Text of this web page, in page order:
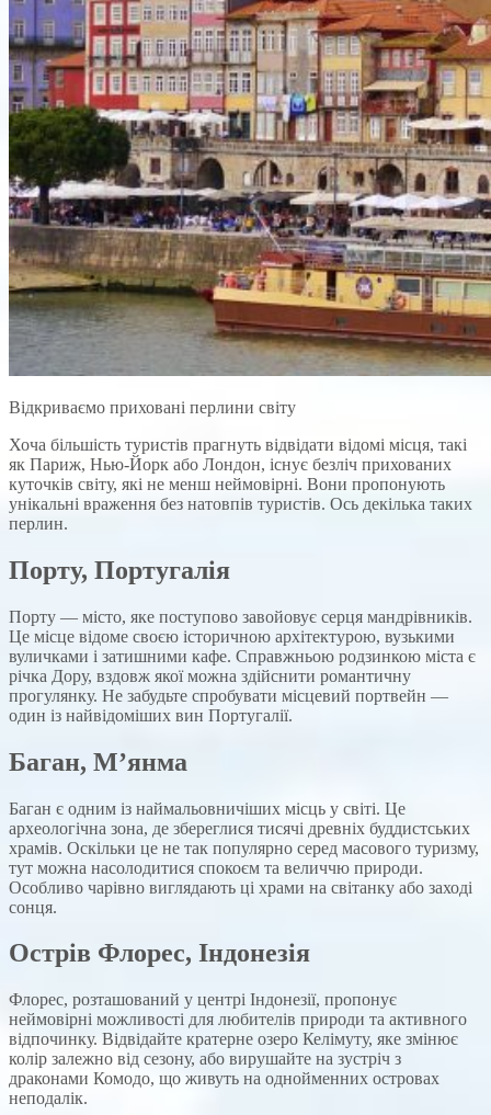
Відкриваємо приховані перлини світу
Хоча більшість туристів прагнуть відвідати відомі місця, такі
як Париж, Нью-Йорк або Лондон, існує безліч прихованих
куточків світу, які не менш неймовірні. Вони пропонують
унікальні враження без натовпів туристів. Ось декілька таких
перлин.
Порту, Португалія
Порту — місто, яке поступово завойовує серця мандрівників.
Це місце відоме своєю історичною архітектурою, вузькими
вуличками і затишними кафе. Справжньою родзинкою міста є
річка Дору, вздовж якої можна здійснити романтичну
прогулянку. Не забудьте спробувати місцевий портвейн —
один із найвідоміших вин Португалії.
Баган, М’янма
Баган є одним із наймальовничіших місць у світі. Це
археологічна зона, де збереглися тисячі древніх буддистських
храмів. Оскільки це не так популярно серед масового туризму,
тут можна насолодитися спокоєм та величчю природи.
Особливо чарівно виглядають ці храми на світанку або заході
сонця.
Острів Флорес, Індонезія
Флорес, розташований у центрі Індонезії, пропонує
неймовірні можливості для любителів природи та активного
відпочинку. Відвідайте кратерне озеро Келімуту, яке змінює
колір залежно від сезону, або вирушайте на зустріч з
драконами Комодо, що живуть на однойменних островах
неподалік.